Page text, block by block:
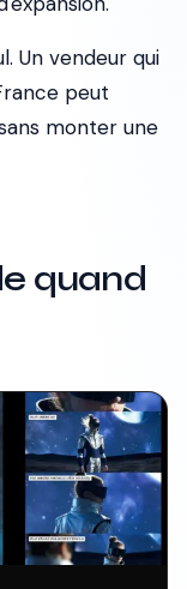
Un vendeur qui
peut
monter une
quand